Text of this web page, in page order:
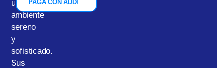
un
ambiente
sereno
y
sofisticado.
Sus
PAGA CON ADDI